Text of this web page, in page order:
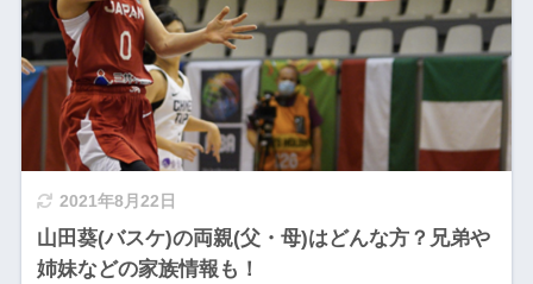
2021年8月22日
山田葵(バスケ)の両親(父・母)はどんな方？兄弟や
姉妹などの家族情報も！